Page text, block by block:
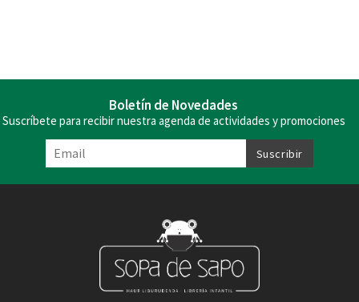
Boletín de Novedades
Suscríbete para recibir nuestra agenda de actividades y promociones